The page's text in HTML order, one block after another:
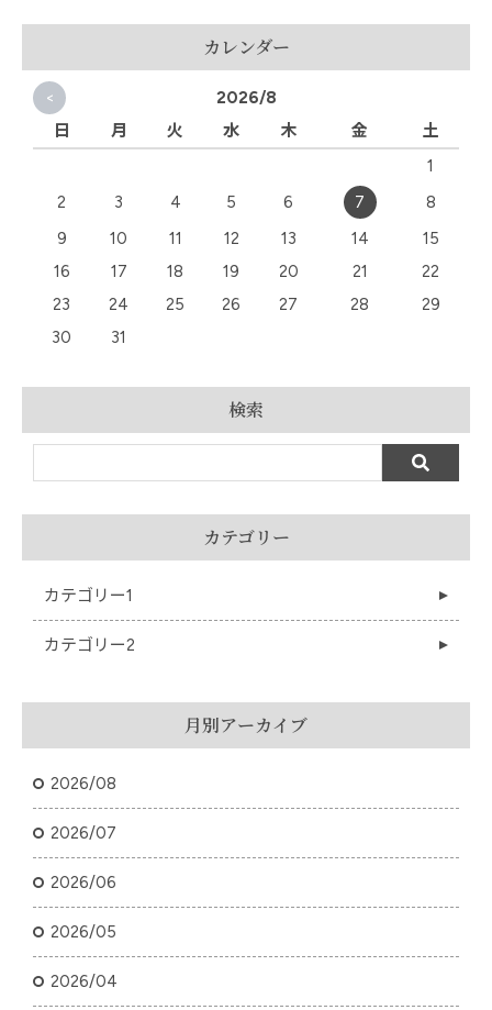
カレンダー
<
2026/8
日
月 火 水 木 金
土
1
2
3 4 5 6 7
8
9
10 11 12 13 14
15
16
17 18 19 20 21
22
23
24 25 26 27 28
29
30
31
検索
カテゴリー
カテゴリー1
カテゴリー2
月別アーカイブ
2026/08
2026/07
2026/06
2026/05
2026/04